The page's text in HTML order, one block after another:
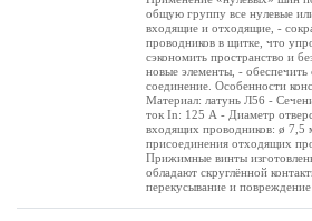
общую группу все нулевые
входящие и отходящие, -
проводников в щитке, что
сэкономить пространство и
новые элементы, - обеспечить
соединение. Особенности
Материал: латунь Л56 -
ток In: 125 А - Диаметр
входящих проводников: ø 7,5
присоединения отходящих
Прижимные винты
обладают скруглённой
перекусывание и